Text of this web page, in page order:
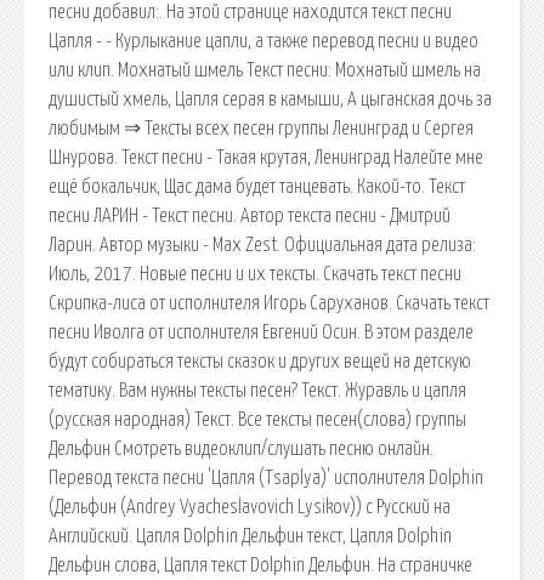
песни добавил:. На этой странице находится текст песни
Цапля - - Курлыкание цапли, а также перевод песни и видео
или клип. Мохнатый шмель Текст песни: Мохнатый шмель на
душистый хмель, Цапля серая в камыши, А цыганская дочь за
любимым ⇒ Тексты всех песен группы Ленинград и Сергея
Шнурова. Текст песни - Такая крутая, Ленинград Налейте мне
ещё бокальчик, Щас дама будет танцевать. Какой-то. Текст
песни ЛАРИН - Текст песни. Автор текста песни - Дмитрий
Ларин. Автор музыки - Max Zest. Официальная дата релиза:
Июль, 2017. Новые песни и их тексты. Скачать текст песни
Скрипка-лиса от исполнителя Игорь Саруханов. Скачать текст
песни Иволга от исполнителя Евгений Осин. В этом разделе
будут собираться тексты сказок и других вещей на детскую
тематику. Вам нужны тексты песен? Текст. Журавль и цапля
(русская народная) Текст. Все тексты песен(слова) группы
Дельфин Смотреть видеоклип/слушать песню онлайн.
Перевод текста песни 'Цапля (Tsaplya)' исполнителя Dolphin
(Дельфин (Andrey Vyacheslavovich Lysikov)) с Русский на
Английский. Цапля Dolphin Дельфин текст, Цапля Dolphin
Дельфин слова, Цапля текст Dolphin Дельфин. На страничке